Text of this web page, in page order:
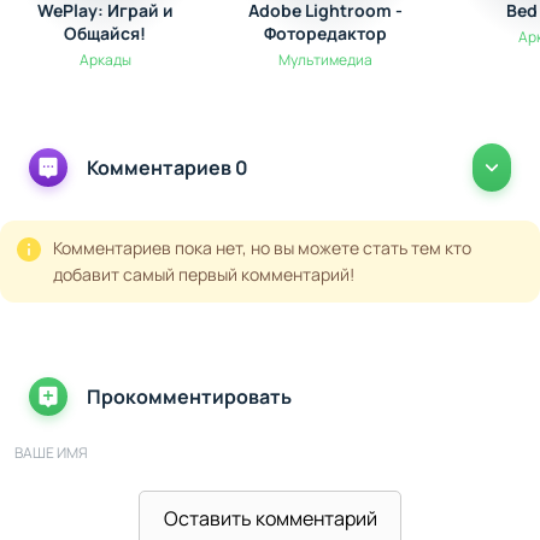
WePlay: Играй и
Общайся!
Аркады
Adobe Lightroom -
Фоторедактор
Мультимедиа
Комментариев 0
Комментариев пока нет, но вы можете стать тем кто
добавит самый первый комментарий!
Прокомментировать
ВАШЕ ИМЯ
Оставить комментарий